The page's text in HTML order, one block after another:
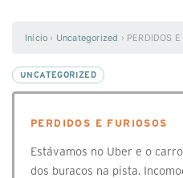
Início › Uncategorized › PERDIDOS E
UNCATEGORIZED
PERDIDOS E FURIOSOS
Estávamos no Uber e o
dos buracos na pista.